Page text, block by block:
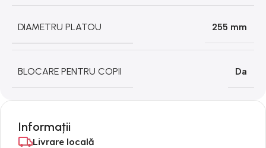
DIAMETRU PLATOU 255 mm
BLOCARE PENTRU COPII Da
Informații
Livrare locală